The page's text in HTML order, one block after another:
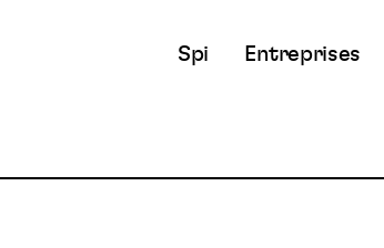
Spi Entreprises